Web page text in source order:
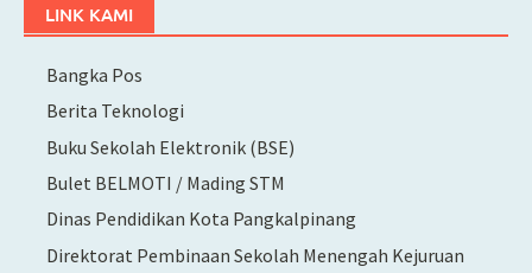
LINK KAMI
Bangka Pos
Berita Teknologi
Buku Sekolah Elektronik (BSE)
Bulet BELMOTI / Mading STM
Dinas Pendidikan Kota Pangkalpinang
Direktorat Pembinaan Sekolah Menengah Kejuruan